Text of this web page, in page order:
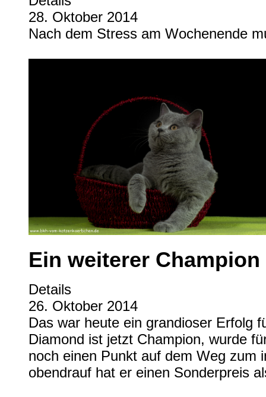
28. Oktober 2014
Nach dem Stress am Wochenende
Ein weiterer
Details
26. Oktober 2014
Das war heute ein grandioser Erfolg
Diamond ist jetzt Champion, wurde
noch einen Punkt auf dem Weg zum
obendrauf hat er einen Sonderpreis